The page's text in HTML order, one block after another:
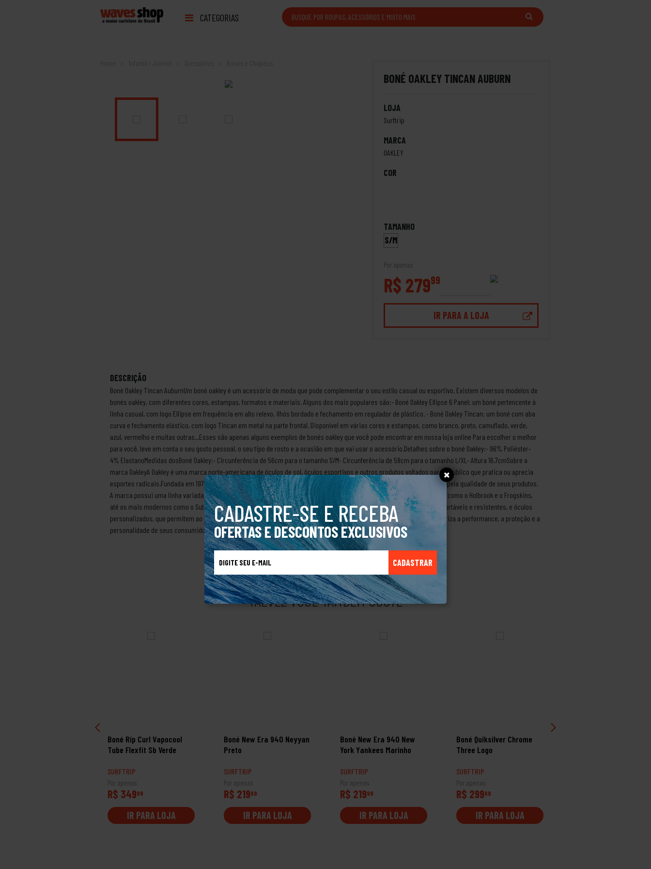
CADASTRE-SE E RECEBA
OFERTAS E DESCONTOS EXCLUSIVOS
CADASTRAR
CATEGORIAS
Home
BONÉ OAKLEY TINCAN AUBURN
LOJA
Surftrip
MARCA
OAKLEY
COR
TAMANHO
S/M
Por apenas
R$ 27999
IR PARA A LOJA
DESCRIÇÃO
Boné Oakley Tincan AuburnUm boné oakley é um acessório de moda que pode complementar o seu estilo casual ou esportivo. Existem diversos modelos de
bonés oakley, com diferentes cores, estampas, formatos e materiais. Alguns dos mais populares são:- Boné Oakley Ellipse 6 Panel: um boné pertencente à
linha casual, com logo Ellipse em frequência em alto relevo, ilhós bordado e fechamento em regulador de plástico. - Boné Oakley Tincan: um boné com aba
curva e fechamento elástico, com logo Tincan em metal na parte frontal. Disponível em várias cores e estampas, como branco, preto, camuflado, verde,
azul, vermelho e muitas outras...Esses são apenas alguns exemplos de bonés oakley que você pode encontrar em nossa loja online Para escolher o melhor
para você, leve em conta o seu gosto pessoal, o seu tipo de rosto e a ocasião em que vai usar o acessório.Detalhes sobre o boné Oakley:- 96% Poliéster-
4% ElastanoMedidas dosBoné Oakley:- Circunferência de 56cm para o tamanho S/M- Circunferência de 58cm para o tamanho L/XL- Altura 16.7cmSobre a
marca OakleyA Oakley é uma marca norte-americana de óculos de sol, óculos esportivos e outros produtos voltados para o público que pratica ou aprecia
esportes radicais.Fundada em 1975 por Jim Jannard, a Oakley se destaca pela tecnologia de ponta, pelo design inovador e pela qualidade de seus produtos.
A marca possui uma linha variada de óculos de sol, que atendem a diferentes estilos e necessidades, desde os clássicos como o Holbrook e o Frogskins,
até os mais modernos como o Sutro e o Plazma.Além disso, a Oakley também oferece óculos de grau, com armações confortáveis e resistentes, e óculos
personalizados, que permitem ao cliente escolher as cores e as lentes de sua preferência.A Oakley é uma marca que valoriza a performance, a proteção e a
personalidade de seus consumidores.Produto Original
TALVEZ VOCÊ TAMBÉM GOSTE
Boné Rip Curl Vapocool
Tube Flexfit Sb Verde
SURFTRIP
Por apenas
R$ 34999
IR PARA LOJA
Boné New Era 940 Neyyan
Preto
SURFTRIP
Por apenas
R$ 21999
IR PARA LOJA
Boné New Era 940 New
York Yankees Marinho
SURFTRIP
Por apenas
R$ 21999
IR PARA LOJA
Boné Quiksilver Chrome
Three Logo
SURFTRIP
Por apenas
R$ 29999
IR PARA LOJA